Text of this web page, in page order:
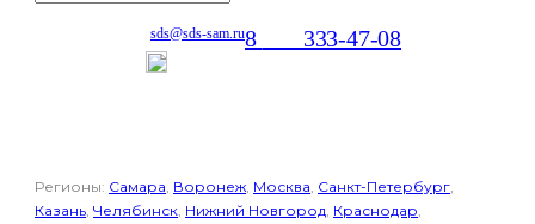
sds@sds-sam.ru8 333-47-08
Регионы: Самара, Воронеж, Москва, Санкт-Петербург,
Казань, Челябинск, Нижний Новгород, Краснодар,